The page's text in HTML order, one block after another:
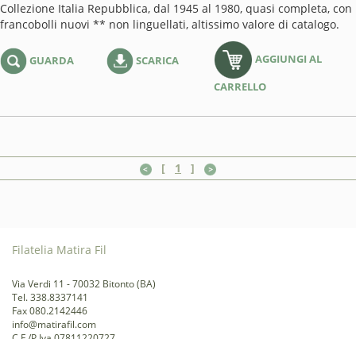
Collezione Italia Repubblica, dal 1945 al 1980, quasi completa, con
francobolli nuovi ** non linguellati, altissimo valore di catalogo.
GUARDA SCARICA
AGGIUNGI AL
CARRELLO
[ 1 ]
Filatelia Matira Fil
Via Verdi 11 - 70032 Bitonto (BA)
Tel. 338.8337141
Fax 080.2142446
info@matirafil.com